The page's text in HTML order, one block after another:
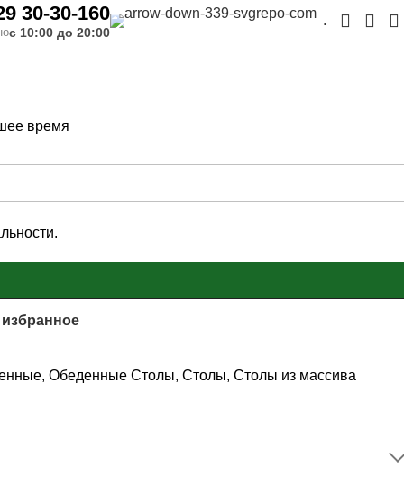
30-30-160
с 10:00 до 20:00
.
время
мебели»Столы»Столы из массива»Стол Ока
80х130
, Обеденные Столы, Столы, Столы из массива